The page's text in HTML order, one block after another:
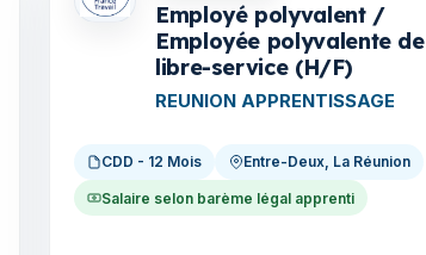
Employé polyvalent /
Employée polyvalente de
libre-service (H/F)
REUNION APPRENTISSAGE
CDD - 12 Mois Entre-Deux, La Réunion
Salaire selon barème légal apprenti